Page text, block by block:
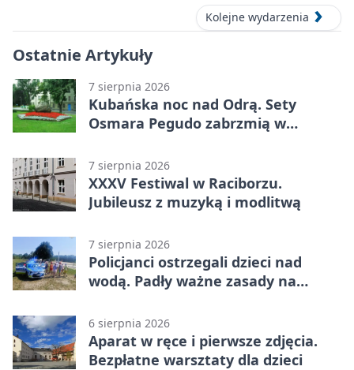
Kolejne wydarzenia
Ostatnie Artykuły
7 sierpnia 2026
Kubańska noc nad Odrą. Sety
Osmara Pegudo zabrzmią w
7 sierpnia 2026
XXXV Festiwal w Raciborzu.
Jubileusz z muzyką i modlitwą
7 sierpnia 2026
Policjanci ostrzegali dzieci nad
wodą. Padły ważne zasady na
6 sierpnia 2026
Aparat w ręce i pierwsze zdjęcia.
Bezpłatne warsztaty dla dzieci